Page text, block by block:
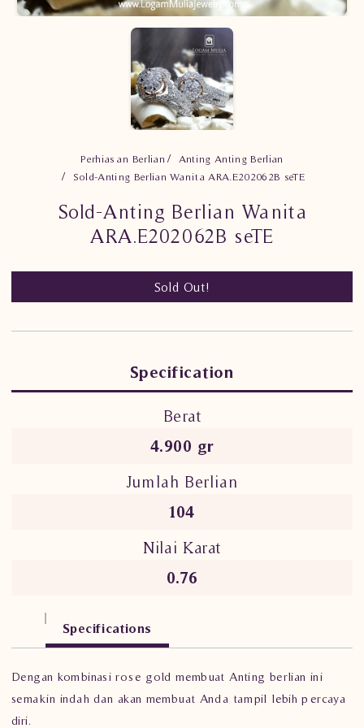
Perhiasan Berlian
Anting Anting Berlian
Sold-Anting Berlian Wanita ARA.E202062B seTE
Sold-Anting Berlian Wanita
ARA.E202062B seTE
Sold Out!
Specification
Berat
4.900 gr
Jumlah Berlian
104
Nilai Karat
0.76
Specifications
Dengan kombinasi rose gold membuat Anting berlian ini
semakin indah dan akan membuat Anda tampil lebih percaya
diri.